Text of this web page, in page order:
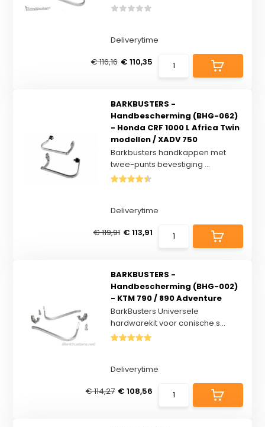
Deliverytime
€ 116,16 € 110,35
BARKBUSTERS -
Handbescherming (BHG-062)
- Honda CRF 1000 L Africa Twin
modellen / XADV 750
Barkbusters handkappen met
twee-punts bevestiging ...
Deliverytime
€ 119,91 € 113,91
BARKBUSTERS -
Handbescherming (BHG-002)
- KTM 790 / 890 Adventure
BarkBusters Universele
hardwarekit voor conische s...
Deliverytime
€ 114,27 € 108,56